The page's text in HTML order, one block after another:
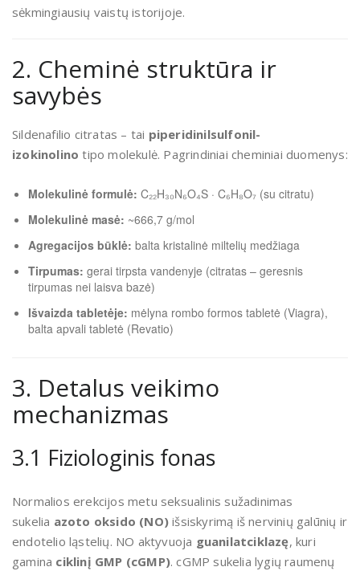
sėkmingiausių vaistų istorijoje.
2. Cheminė struktūra ir
savybės
Sildenafilio citratas – tai piperidinilsulfonil-
izokinolino tipo molekulė. Pagrindiniai cheminiai duomenys:
Molekulinė formulė: C₂₂H₃₀N₆O₄S · C₆H₈O₇ (su citratu)
Molekulinė masė: ~666,7 g/mol
Agregacijos būklė: balta kristalinė miltelių medžiaga
Tirpumas: gerai tirpsta vandenyje (citratas – geresnis
tirpumas nei laisva bazė)
Išvaizda tabletėje: mėlyna rombo formos tabletė (Viagra),
balta apvali tabletė (Revatio)
3. Detalus veikimo
mechanizmas
3.1 Fiziologinis fonas
Normalios erekcijos metu seksualinis sužadinimas
sukelia azoto oksido (NO) išsiskyrimą iš nervinių galūnių ir
endotelio ląstelių. NO aktyvuoja guanilatciklazę, kuri
gamina ciklinį GMP (cGMP). cGMP sukelia lygių raumenų